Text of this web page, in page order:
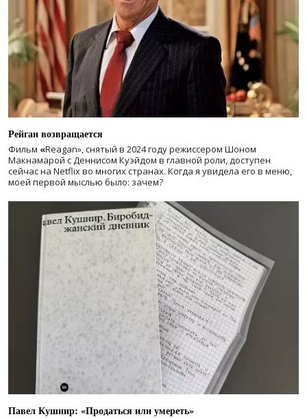
Рейган возвращается
Фильм «Reagan», снятый в 2024 годурежиссером Шоном
Макнамарой с Деннисом Куэйдом в главной роли, доступен
сейчас на Netflix во многих странах. Когда я увидела его в меню,
моей первой мыслью было: зачем?
Павел Кушнир: «Продаться или умереть»